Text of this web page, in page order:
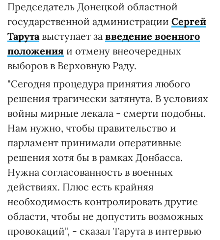
Председатель Донецкой областной
государственной администрации Сергей
Тарутавыступает за введение военного
положения и отмену внеочередных
выборов в Верховную Раду.
"Сегодня процедура принятия любого
решения трагически затянута. В условиях
войны мирные лекала - смерти подобны.
Нам нужно, чтобы правительство и
парламент принимали оперативные
решения хотя бы в рамках Донбасса.
Нужна согласованность в военных
действиях. Плюс есть крайняя
необходимость контролировать другие
области, чтобы не допустить возможных
провокаций", - сказал Тарута в интервью